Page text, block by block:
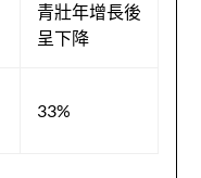
青壯年增長後
呈下降
33%